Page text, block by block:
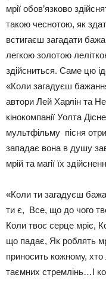
мрії обов’язково
такою чеснотою, як
встигаєш загадати
легкою золотою
здійсниться. Саме цю
«Коли загадуєш
автори Лей Харлін та
кінокомпанії Уолта
мультфільму пісня
западає вона в душу
мрій та магії їх
«Коли ти загадуєш
ти є, Все, що до чого
Коли твоє серце мріє,
що падає, Як роблять
приносить кожному,
таємних стремлінь…І